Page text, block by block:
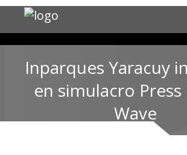
Inparques Yaracuy
en simulacro Press
Wave